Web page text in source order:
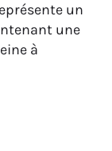
un
une
à